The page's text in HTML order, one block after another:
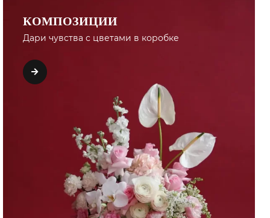
КОМПОЗИЦИИ
Дари чувства с цветами в коробке